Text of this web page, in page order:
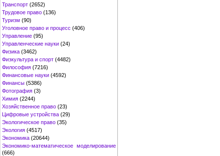
Транспорт (2652)
Трудовое право (136)
Туризм (90)
Уголовное право и процесс (406)
Управление (95)
Управленческие науки (24)
Физика (3462)
Физкультура и спорт (4482)
Философия (7216)
Финансовые науки (4592)
Финансы (5386)
Фотография (3)
Химия (2244)
Хозяйственное право (23)
Цифровые устройства (29)
Экологическое право (35)
Экология (4517)
Экономика (20644)
Экономико-математическое моделирование
(666)